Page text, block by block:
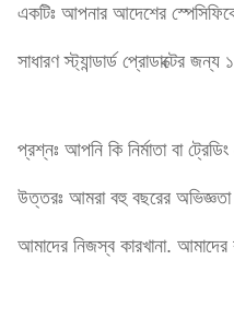
একটিঃ আপনার আদেশের
সাধারণ স্ট্যান্ডার্ড প্রোডাক্টের
প্রশ্নঃ আপনি কি নির্মাতা বা
উত্তরঃ আমরা বহু বছরের
আমাদের নিজস্ব কারখানা. আমাদের